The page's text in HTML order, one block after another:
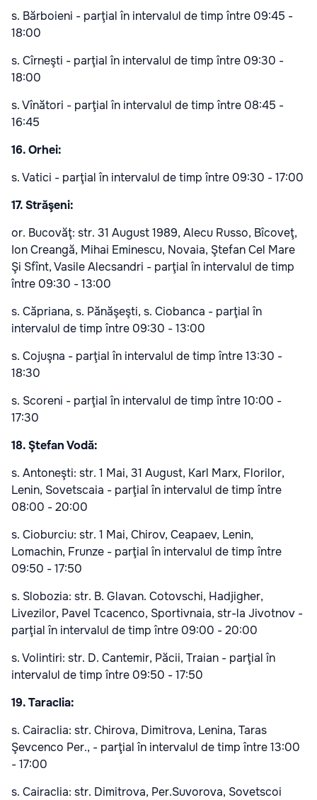
s. Bărboieni - parţial în intervalul de timp între 09:45 -
18:00
s. Cîrneşti - parţial în intervalul de timp între 09:30 -
18:00
s. Vînători - parţial în intervalul de timp între 08:45 -
16:45
16. Orhei:
s. Vatici - parţial în intervalul de timp între 09:30 - 17:00
17. Străşeni:
or. Bucovăţ: str. 31 August 1989, Alecu Russo, Bîcoveţ,
Ion Creangă, Mihai Eminescu, Novaia, Ştefan Cel Mare
Şi Sfînt, Vasile Alecsandri - parţial în intervalul de timp
între 09:30 - 13:00
s. Căpriana, s. Pănăşeşti, s. Ciobanca - parţial în
intervalul de timp între 09:30 - 13:00
s. Cojuşna - parţial în intervalul de timp între 13:30 -
18:30
s. Scoreni - parţial în intervalul de timp între 10:00 -
17:30
18. Ştefan Vodă:
s. Antoneşti: str. 1 Mai, 31 August, Karl Marx, Florilor,
Lenin, Sovetscaia - parţial în intervalul de timp între
08:00 - 20:00
s. Cioburciu: str. 1 Mai, Chirov, Ceapaev, Lenin,
Lomachin, Frunze - parţial în intervalul de timp între
09:50 - 17:50
s. Slobozia: str. B. Glavan. Cotovschi, Hadjigher,
Livezilor, Pavel Tcacenco, Sportivnaia, str-la Jivotnov -
parţial în intervalul de timp între 09:00 - 20:00
s. Volintiri: str. D. Cantemir, Păcii, Traian - parţial în
intervalul de timp între 09:50 - 17:50
19. Taraclia:
s. Cairaclia: str. Chirova, Dimitrova, Lenina, Taras
Şevcenco Per., - parţial în intervalul de timp între 13:00
- 17:00
s. Cairaclia: str. Dimitrova, Per.Suvorova, Sovetscoi